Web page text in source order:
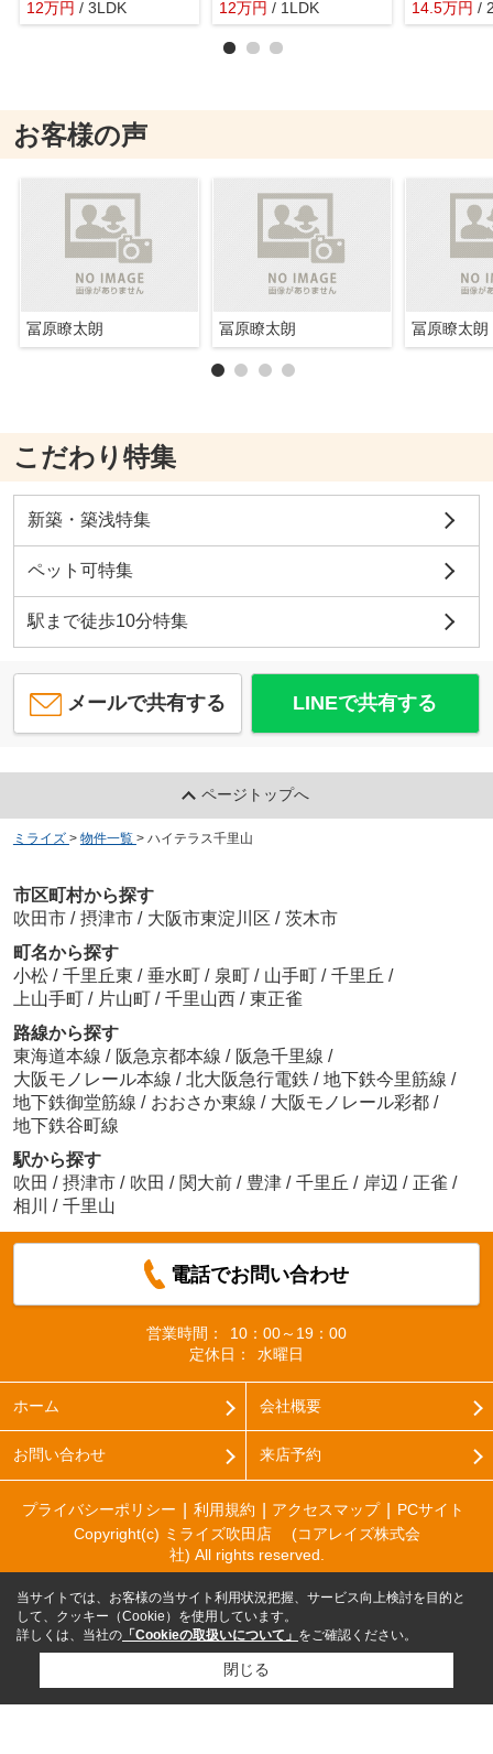
12万円 / 3LDK
12万円 / 1LDK
14.5万円 /
お客様の声
冨原瞭太朗 冨原瞭太朗 冨原瞭太朗
こだわり特集
新築・築浅特集
ペット可特集
駅まで徒歩10分特集
メールで共有する LINEで共有する
ページトップへ
ミライズ > 物件一覧 > ハイテラス千里山
市区町村から探す
吹田市 / 摂津市 / 大阪市東淀川区 / 茨木市
町名から探す
小松 / 千里丘東 / 垂水町 / 泉町 / 山手町 / 千里丘 /
上山手町 / 片山町 / 千里山西 / 東正雀
路線から探す
東海道本線 / 阪急京都本線 / 阪急千里線 /
大阪モノレール本線 / 北大阪急行電鉄 / 地下鉄今里筋線 /
地下鉄御堂筋線 / おおさか東線 / 大阪モノレール彩都 /
地下鉄谷町線
駅から探す
吹田 / 摂津市 / 吹田 / 関大前 / 豊津 / 千里丘 / 岸辺 / 正雀 /
相川
/ 千里山
電話でお問い合わせ
営業時間：
10：00～19：00
定休日：
水曜日
ホーム 会社概要
お問い合わせ 来店予約
プライバシーポリシー 利用規約 アクセスマップ
PCサイト
Copyright(c) ミライズ吹田店 (コアレイズ株式会
社) All rights reserved.
当サイトでは、お客様の当サイト利用状況把握、サービス向上検討を目的と
して、クッキー（Cookie）を使用しています。
詳しくは、当社の 「Cookieの取扱いについて」 をご確認ください。
閉じる